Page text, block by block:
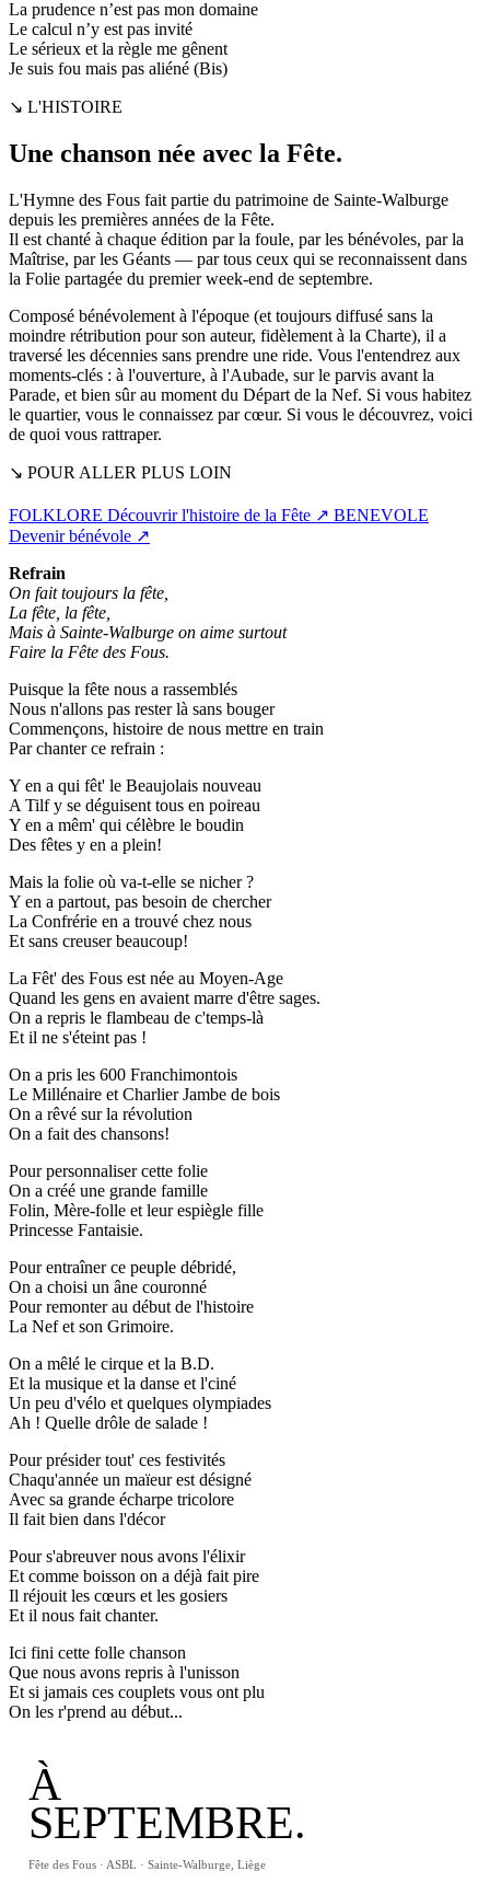
La prudence n’est pas mon domaine
Le calcul n’y est pas invité
Le sérieux et la règle me gênent
Je suis fou mais pas aliéné (Bis)
↘ L'HISTOIRE
Une chanson née avec la Fête.
L'Hymne des Fous fait partie du patrimoine de Sainte-Walburge
depuis les premières années de la Fête.
Il est chanté à chaque édition par la foule, par les bénévoles, par la
Maîtrise, par les Géants — par tous ceux qui se reconnaissent dans
la Folie partagée du premier week-end de septembre.
Composé bénévolement à l'époque (et toujours diffusé sans la
moindre rétribution pour son auteur, fidèlement à la Charte), il a
traversé les décennies sans prendre une ride. Vous l'entendrez aux
moments-clés : à l'ouverture, à l'Aubade, sur le parvis avant la
Parade, et bien sûr au moment du Départ de la Nef. Si vous habitez
le quartier, vous le connaissez par cœur. Si vous le découvrez, voici
de quoi vous rattraper.
↘ POUR ALLER PLUS LOIN
FOLKLORE Découvrir l'histoire de la Fête ↗ BENEVOLE
Devenir bénévole ↗
Refrain
On fait toujours la fête,
La fête, la fête,
Mais à Sainte-Walburge on aime surtout
Faire la Fête des Fous.
Puisque la fête nous a rassemblés
Nous n'allons pas rester là sans bouger
Commençons, histoire de nous mettre en train
Par chanter ce refrain :
Y en a qui fêt' le Beaujolais nouveau
A Tilf y se déguisent tous en poireau
Y en a mêm' qui célèbre le boudin
Des fêtes y en a plein!
Mais la folie où va-t-elle se nicher ?
Y en a partout, pas besoin de chercher
La Confrérie en a trouvé chez nous
Et sans creuser beaucoup!
La Fêt' des Fous est née au Moyen-Age
Quand les gens en avaient marre d'être sages.
On a repris le flambeau de c'temps-là
Et il ne s'éteint pas !
On a pris les 600 Franchimontois
Le Millénaire et Charlier Jambe de bois
On a rêvé sur la révolution
On a fait des chansons!
Pour personnaliser cette folie
On a créé une grande famille
Folin, Mère-folle et leur espiègle fille
Princesse Fantaisie.
Pour entraîner ce peuple débridé,
On a choisi un âne couronné
Pour remonter au début de l'histoire
La Nef et son Grimoire.
On a mêlé le cirque et la B.D.
Et la musique et la danse et l'ciné
Un peu d'vélo et quelques olympiades
Ah ! Quelle drôle de salade !
Pour présider tout' ces festivités
Chaqu'année un maïeur est désigné
Avec sa grande écharpe tricolore
Il fait bien dans l'décor
Pour s'abreuver nous avons l'élixir
Et comme boisson on a déjà fait pire
Il réjouit les cœurs et les gosiers
Et il nous fait chanter.
Ici fini cette folle chanson
Que nous avons repris à l'unisson
Et si jamais ces couplets vous ont plu
On les r'prend au début...
À
SEPTEMBRE.
Fête des Fous · ASBL · Sainte-Walburge, Liège